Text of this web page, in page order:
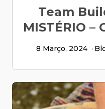
Team
MISTÉRIO –
8 Março, 2024